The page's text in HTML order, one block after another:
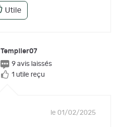
Utile
Templier07
9 avis laissés
1 utile reçu
le 01/02/2025